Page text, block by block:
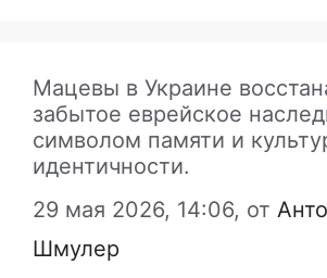
Мацевы в Украине
забытое еврейское
символом памяти и
идентичности.
29 мая 2026, 14:06, от
Шмулер